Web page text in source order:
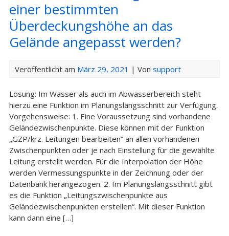
einer bestimmten
Überdeckungshöhe an das
Gelände angepasst werden?
Veröffentlicht am März 29, 2021 | Von support
Lösung: Im Wasser als auch im Abwasserbereich steht
hierzu eine Funktion im Planungslängsschnitt zur Verfügung.
Vorgehensweise: 1. Eine Voraussetzung sind vorhandene
Geländezwischenpunkte. Diese können mit der Funktion
„GZP/krz. Leitungen bearbeiten“ an allen vorhandenen
Zwischenpunkten oder je nach Einstellung für die gewählte
Leitung erstellt werden. Für die Interpolation der Höhe
werden Vermessungspunkte in der Zeichnung oder der
Datenbank herangezogen. 2. Im Planungslängsschnitt gibt
es die Funktion „Leitungszwischenpunkte aus
Geländezwischenpunkten erstellen“. Mit dieser Funktion
kann dann eine […]